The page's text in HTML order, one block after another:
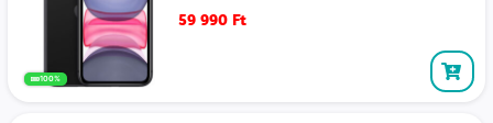
100%
59 990 Ft